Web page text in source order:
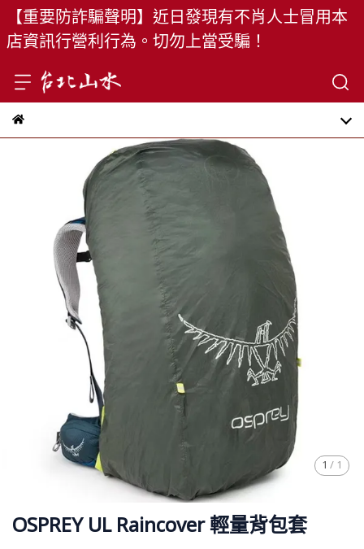
【重要防詐騙聲明】近日發現有不肖人士冒用本
店資訊行營利行為。切勿上當受騙！
1 / 1
OSPREY UL Raincover 輕量背包套